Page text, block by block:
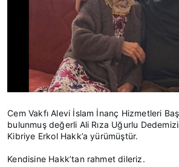
Cem Vakfı Alevi İslam İnanç Hizmetleri
bulunmuş değerli Ali Rıza Uğurlu
Kibriye Erkol Hakk’a yürümüştür.
Kendisine Hakk’tan rahmet dileriz.